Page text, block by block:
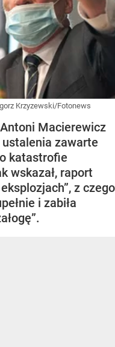
Krzyzewski/Fotonews
Macierewicz
ustalenia zawarte
katastrofie
wskazał, raport
z czego
i zabiła